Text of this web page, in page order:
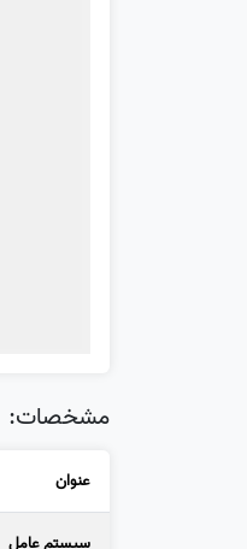
مشخصات:
عنوان
سیستم عامل